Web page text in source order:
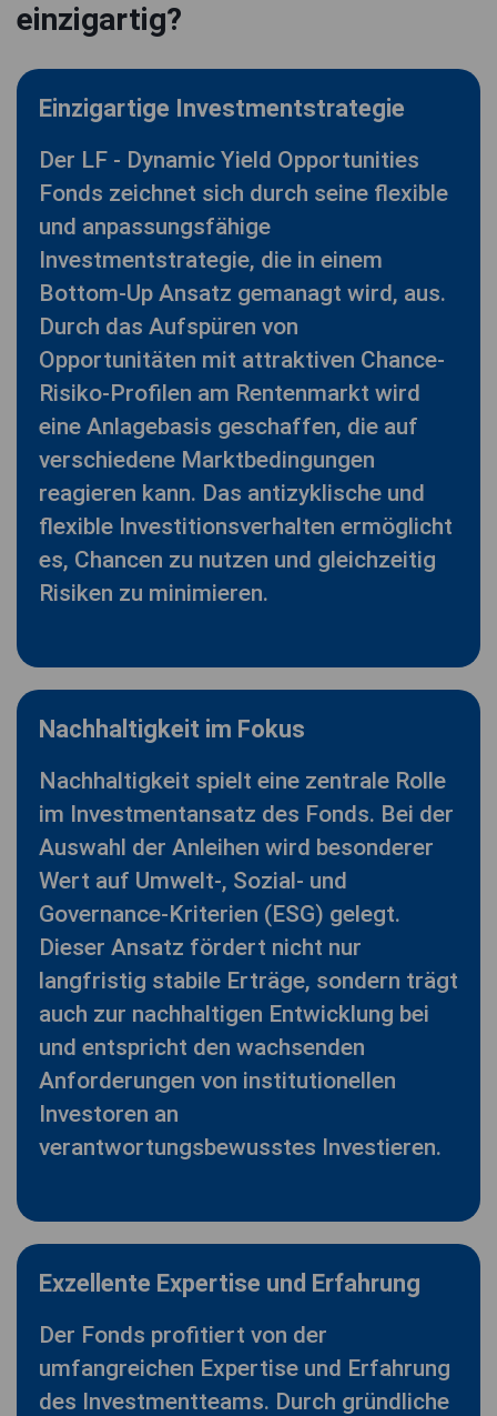
einzigartig?
Einzigartige Investmentstrategie
Der LF - Dynamic Yield Opportunities
Fonds zeichnet sich durch seine flexible
und anpassungsfähige
Investmentstrategie, die in einem
Bottom-Up Ansatz gemanagt wird, aus.
Durch das Aufspüren von
Opportunitäten mit attraktiven Chance-
Risiko-Profilen am Rentenmarkt wird
eine Anlagebasis geschaffen, die auf
verschiedene Marktbedingungen
reagieren kann. Das antizyklische und
flexible Investitionsverhalten ermöglicht
es, Chancen zu nutzen und gleichzeitig
Risiken zu minimieren.
Nachhaltigkeit im Fokus
Nachhaltigkeit spielt eine zentrale Rolle
im Investmentansatz des Fonds. Bei der
Auswahl der Anleihen wird besonderer
Wert auf Umwelt-, Sozial- und
Governance-Kriterien (ESG) gelegt.
Dieser Ansatz fördert nicht nur
langfristig stabile Erträge, sondern trägt
auch zur nachhaltigen Entwicklung bei
und entspricht den wachsenden
Anforderungen von institutionellen
Investoren an
verantwortungsbewusstes Investieren.
Exzellente Expertise und Erfahrung
Der Fonds profitiert von der
umfangreichen Expertise und Erfahrung
des Investmentteams. Durch gründliche